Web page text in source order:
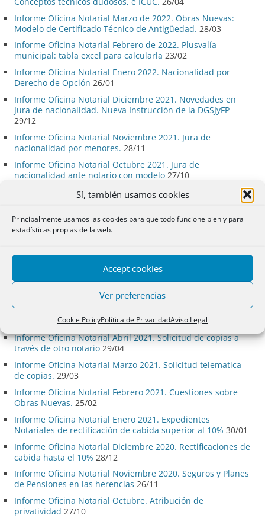
Sí, también usamos cookies
Principalmente usamos las cookies para que todo funcione bien y para
estadísticas propias de la web.
Accept cookies
Ver preferencias
Cookie PolicyPolítica de PrivacidadAviso Legal
Informe Oficina Notarial Marzo de 2022. Obras Nuevas:
Modelo de Certificado Técnico de Antigüedad. 28/03
Informe Oficina Notarial Febrero de 2022. Plusvalía
municipal: tabla excel para calcularla 23/02
Informe Oficina Notarial Enero 2022. Nacionalidad por
Derecho de Opción 26/01
Informe Oficina Notarial Diciembre 2021. Novedades en
Jura de nacionalidad. Nueva Instrucción de la DGSJyFP
29/12
Informe Oficina Notarial Noviembre 2021. Jura de
nacionalidad por menores. 28/11
Informe Oficina Notarial Octubre 2021. Jura de
nacionalidad ante notario con modelo 27/10
Informe Oficina Notarial Septiembre 2021. Acta de
Resolución de Expediente Matrimonial con modelo.
26/09
Informe Oficina Notarial Agosto 2021. Acta Inicial de
Expediente Matrimonial.29/08
aportar en el Expediente Matrimonial29/07
Informe Oficina Notarial Junio 2021. Información inicial
para el Expediente Matrimonial27/06
Informe Oficina Notarial Mayo 2021. Cabida de fincas
después de expropiación o cesión para viales no inscrita.
Informe Oficina Notarial Abril 2021. Solicitud de copias a
través de otro notario 29/04
Informe Oficina Notarial Marzo 2021. Solicitud telematica
de copias. 29/03
Informe Oficina Notarial Febrero 2021. Cuestiones sobre
Obras Nuevas. 25/02
Informe Oficina Notarial Enero 2021. Expedientes
Notariales de rectificación de cabida superior al 10% 30/01
Informe Oficina Notarial Diciembre 2020. Rectificaciones de
cabida hasta el 10% 28/12
Informe Oficina Notarial Noviembre 2020. Seguros y Planes
de Pensiones en las herencias 26/11
Informe Oficina Notarial Octubre. Atribución de
privatividad 27/10